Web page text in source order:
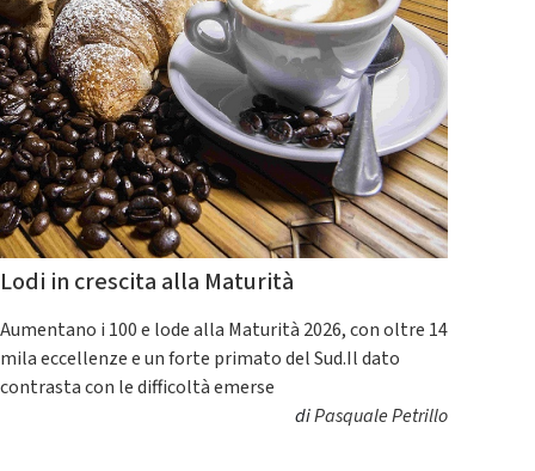
Lodi in crescita alla Maturità
Aumentano i 100 e lode alla Maturità 2026, con oltre 14
mila eccellenze e un forte primato del Sud.Il dato
contrasta con le difficoltà emerse
diPasquale Petrillo